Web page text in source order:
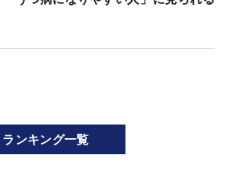
ランキング一覧